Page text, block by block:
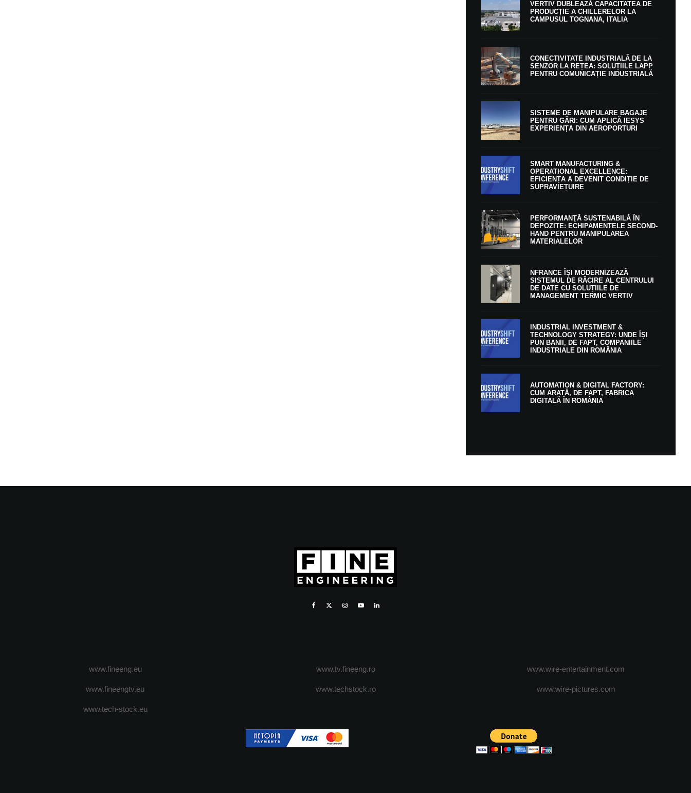
VERTIV DUBLEAZĂ CAPACITATEA DE
PRODUCȚIE A CHILLERELOR LA
CAMPUSUL TOGNANA, ITALIA
CONECTIVITATE INDUSTRIALĂ DE LA
SENZOR LA REȚEA: SOLUȚIILE LAPP
PENTRU COMUNICAȚIE INDUSTRIALĂ
SISTEME DE MANIPULARE BAGAJE
PENTRU GĂRI: CUM APLICĂ IESYS
EXPERIENȚA DIN AEROPORTURI
SMART MANUFACTURING &
OPERATIONAL EXCELLENCE:
EFICIENȚA A DEVENIT CONDIȚIE DE
SUPRAVIEȚUIRE
PERFORMANŢĂ SUSTENABILĂ ÎN
DEPOZITE: ECHIPAMENTELE SECOND-
HAND PENTRU MANIPULAREA
MATERIALELOR
NFRANCE ÎȘI MODERNIZEAZĂ
SISTEMUL DE RĂCIRE AL CENTRULUI
DE DATE CU SOLUȚIILE DE
MANAGEMENT TERMIC VERTIV
INDUSTRIAL INVESTMENT &
TECHNOLOGY STRATEGY: UNDE ÎȘI
PUN BANII, DE FAPT, COMPANIILE
INDUSTRIALE DIN ROMÂNIA
AUTOMATION & DIGITAL FACTORY:
CUM ARATĂ, DE FAPT, FABRICA
DIGITALĂ ÎN ROMÂNIA
www.fineeng.eu
www.fineengtv.eu
www.tech-stock.eu
www.tv.fineeng.ro
www.techstock.ro
www.wire-entertainment.com
www.wire-pictures.com